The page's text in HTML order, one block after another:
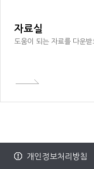
자료실
도움이 되는 자료를 다운받
개인정보처리방침